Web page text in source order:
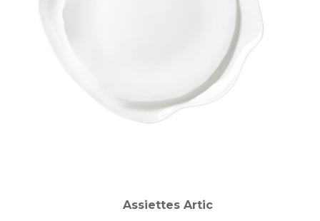
Assiettes Artic